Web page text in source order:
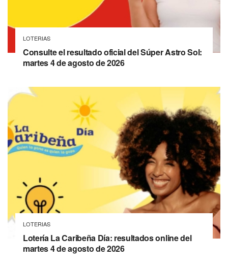
LOTERIAS
Consulte el resultado oficial del Súper Astro Sol:
martes 4 de agosto de 2026
LOTERIAS
Lotería La Caribeña Día: resultados online del
martes 4 de agosto de 2026